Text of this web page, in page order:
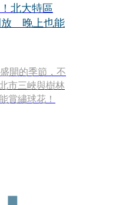
北大特區
放 晚上也能
開的季節，不
市三峽與樹林
賞繡球花！